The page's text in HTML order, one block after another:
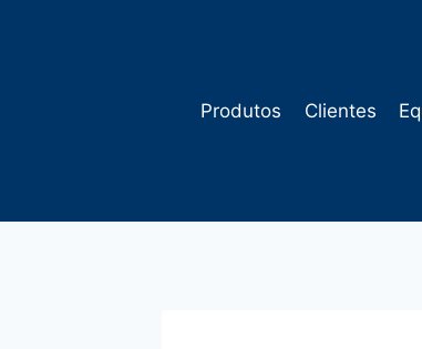
Produtos Clientes